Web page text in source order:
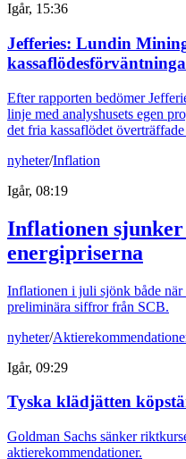
Igår, 15:36
Jefferies: Lundin
Efter rapporten bedömer
linje med analyshusets egen
det fria kassaflödet
nyheter/Inflation
Igår, 08:19
Inflationen
energipriserna
Inflationen i juli sjönk både
preliminära siffror från SCB.
nyheter/
Igår, 09:29
Tyska klädjätten
Goldman Sachs sänker
aktierekommendationer.